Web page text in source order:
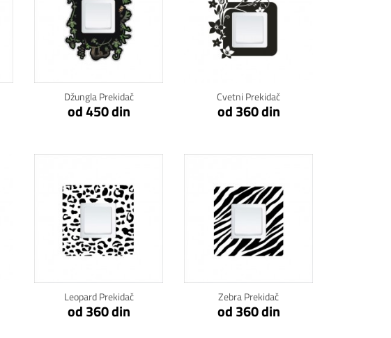
Džungla Prekidač
od 450 din
Klikni za detalje
Cvetni Prekidač
od 360 din
Klikni za detalje
Leopard Prekidač
od 360 din
Klikni za detalje
Zebra Prekidač
od 360 din
Klikni za detalje